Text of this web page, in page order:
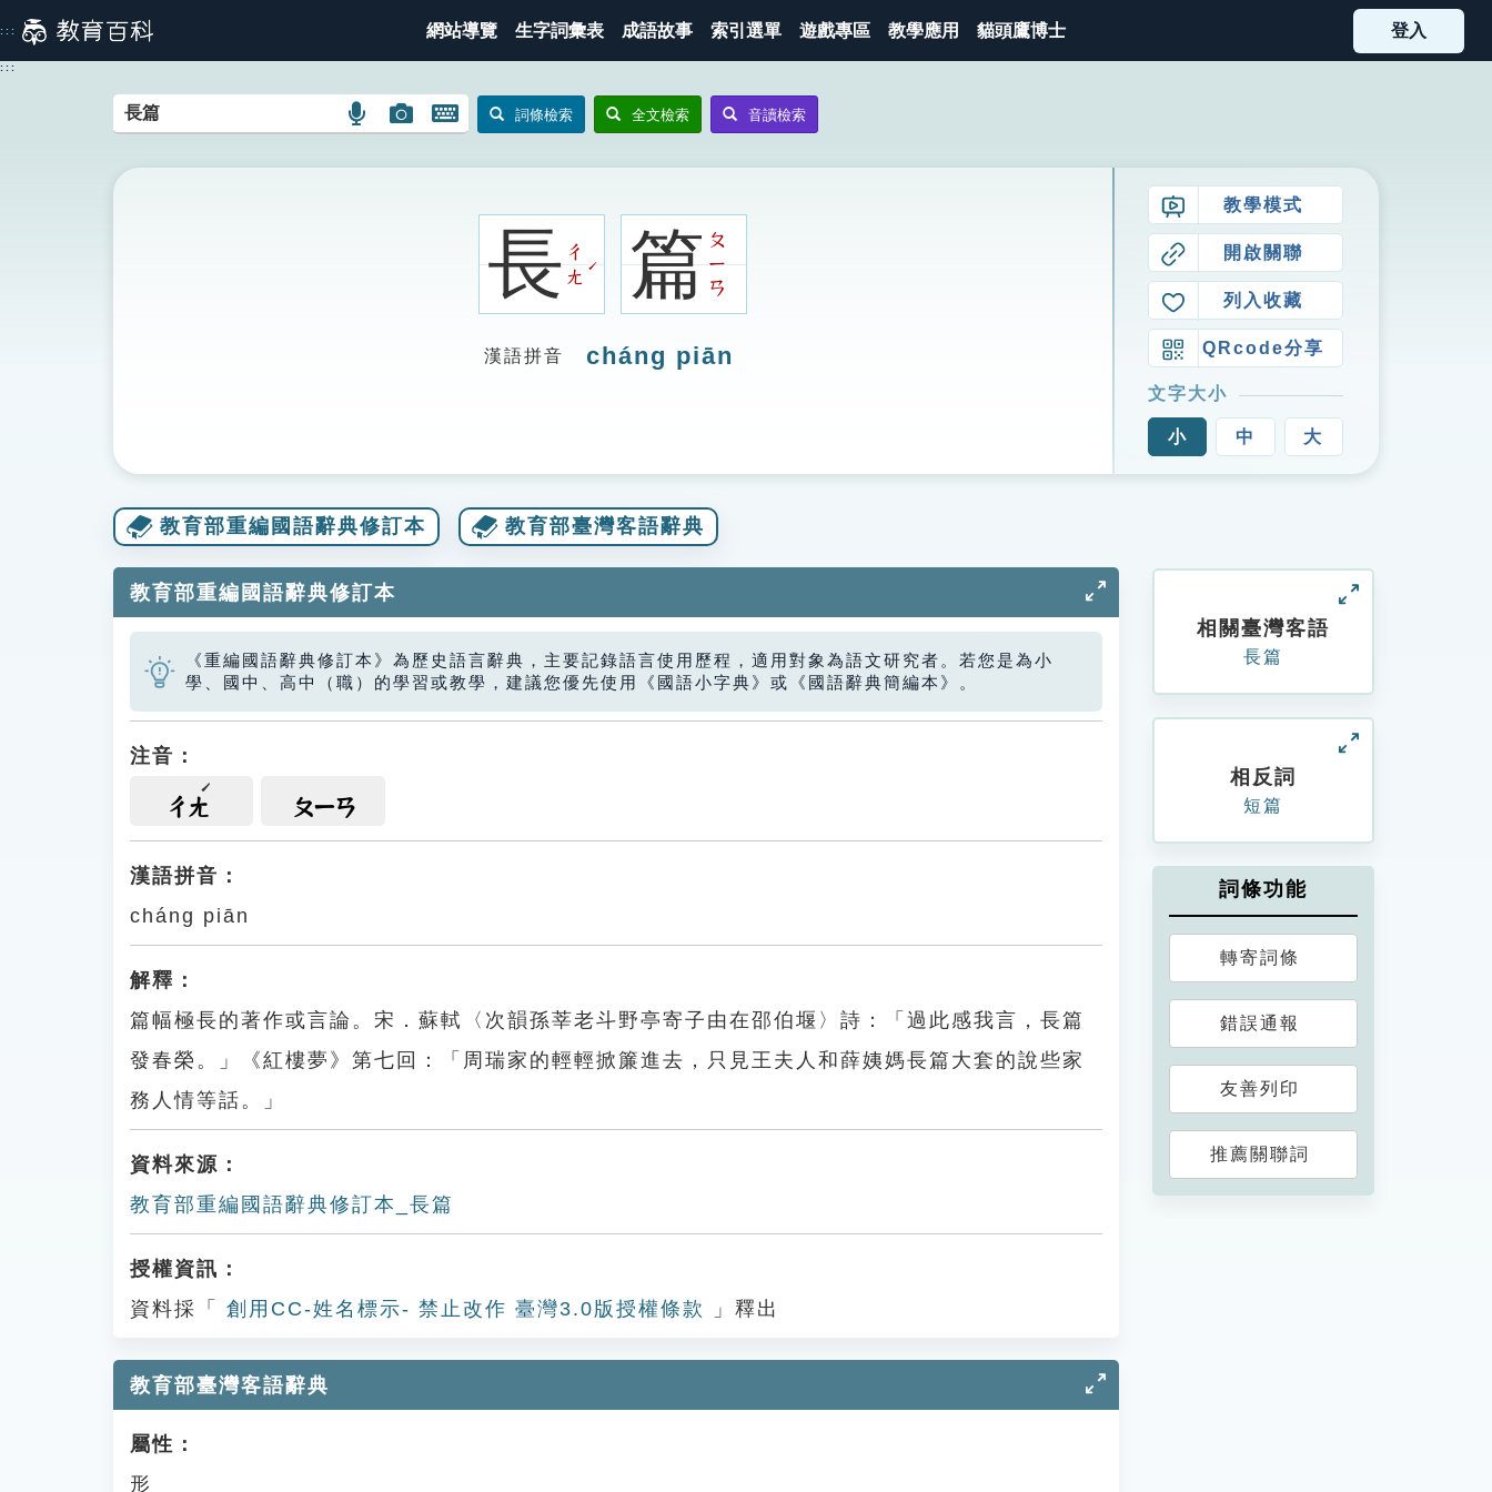
到
主
::: 網站導覽 生字詞彙表 成語故事 索引選單 遊戲專區 教學應用 貓頭鷹博士 登入
:::
語
搜
圖
搜
開
鍵
詞條檢索 全文檢索 音讀檢索
長ㄔ
ㄤ
ˊ 篇ㄆ
ㄧ
ㄢ
漢語拼音 cháng piān
教學模式
開啟關聯
列入收藏
QRcode分享
文字大小
小 中 大
教育部重編國語辭典修訂本 教育部臺灣客語辭典
教育部重編國語辭典修訂本
《重編國語辭典修訂本》為歷史語言辭典，主要記錄語言使用歷程，適用對象為語文研究者。若您是為小
學、國中、高中（職）的學習或教學，建議您優先使用《國語小字典》或《國語辭典簡編本》。
注音：
ㄔㄤ ㄆㄧㄢ
漢語拼音：
cháng piān
解釋：
篇幅極長的著作或言論。宋．蘇軾〈次韻孫莘老斗野亭寄子由在邵伯堰〉詩：「過此感我言，長篇
發春榮。」《紅樓夢》第七回：「周瑞家的輕輕掀簾進去，只見王夫人和薛姨媽長篇大套的說些家
務人情等話。」
資料來源：
教育部重編國語辭典修訂本_長篇
授權資訊：
資料採「
創用CC-姓名標示- 禁止改作 臺灣3.0版授權條款 」釋出
教育部臺灣客語辭典
屬性：
形
相關臺灣客語
長篇
相反詞
短篇
詞條功能
轉寄詞條
錯誤通報
友善列印
推薦關聯詞